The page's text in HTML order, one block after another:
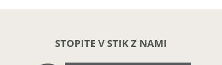
STOPITE V STIK Z NAMI